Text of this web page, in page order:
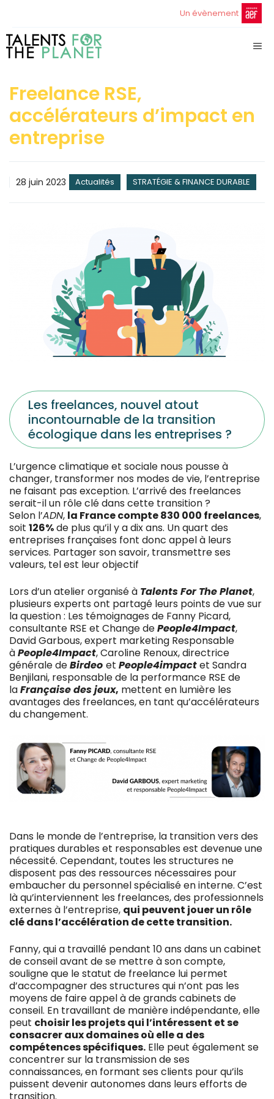
Un évènement
Freelance RSE,
accélérateurs d’impact en
entreprise
28 juin 2023 Actualités STRATÉGIE & FINANCE DURABLE
Les freelances, nouvel atout
incontournable de la transition
écologique dans les entreprises ?
L’urgence climatique et sociale nous pousse à
changer, transformer nos modes de vie, l’entreprise
ne faisant pas exception. L’arrivé des freelances
serait-il un rôle clé dans cette transition ?
Selon l’ADN, la France compte 830 000 freelances,
soit 126%de plus qu’il y a dix ans. Un quart des
entreprises françaises font donc appel à leurs
services. Partager son savoir, transmettre ses
valeurs, tel est leur objectif
Lors d’un atelier organisé à Talents For The Planet,
plusieurs experts ont partagé leurs points de vue sur
la question : Les témoignages de Fanny Picard,
consultante RSE et Change dePeople4Impact,
David Garbous, expert marketing Responsable
àPeople4Impact, Caroline Renoux, directrice
générale deBirdeo et People4impactet Sandra
Benjilani, responsable de la performance RSE de
laFrançaise des jeux, mettent en lumière les
avantages des freelances, en tant qu’accélérateurs
du changement.
Dans le monde de l’entreprise, la transition vers des
pratiques durables et responsables est devenue une
nécessité. Cependant, toutes les structures ne
disposent pas des ressources nécessaires pour
embaucher du personnel spécialisé en interne. C’est
là qu’interviennent les freelances, des professionnels
externes à l’entreprise, qui peuvent jouer un rôle
clé dans l’accélération de cette transition.
Fanny, qui a travaillé pendant 10 ans dans un cabinet
de conseil avant de se mettre à son compte,
souligne que le statut de freelance lui permet
d’accompagner des structures qui n’ont pas les
moyens de faire appel à de grands cabinets de
conseil. En travaillant de manière indépendante, elle
peut choisir les projets qui l’intéressent et se
consacrer aux domaines où elle a des
compétences spécifiques. Elle peut également se
concentrer sur la transmission de ses
connaissances, en formant ses clients pour qu’ils
puissent devenir autonomes dans leurs efforts de
transition.